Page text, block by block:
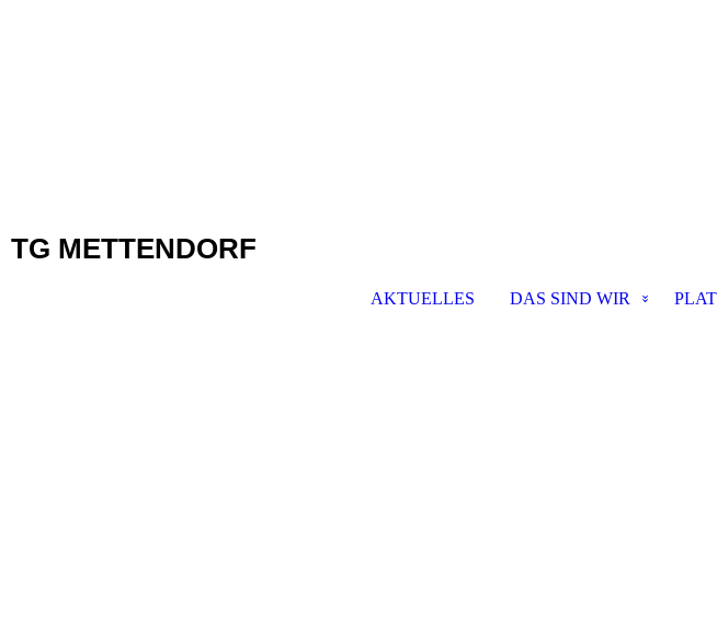
TG METTENDORF
AKTUELLES DAS SIND WIR